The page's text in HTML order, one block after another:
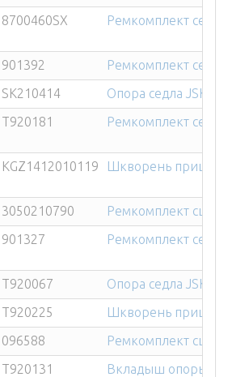
8700460SX Ремкомплект
901392
Ремкомплект седла
SK210414
Опора седла
T920181 Ремкомплект
KGZ1412010119 Шкворень
3050210790
Ремкомплект
901327 Ремкомплект
T920067
Опора седла
T920225
Шкворень
096588
Ремкомплект
T920131
Вкладыш опоры